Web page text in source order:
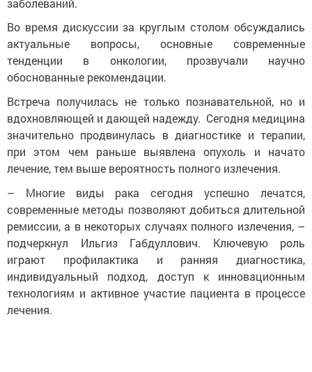
Во время дискуссии за круглым столом обсуждались
актуальные вопросы, основные современные
тенденции в онкологии, прозвучали научно
обоснованные рекомендации.
Встреча получилась не только познавательной, но и
вдохновляющей и дающей надежду. Сегодня медицина
значительно продвинулась в диагностике и терапии,
при этом чем раньше выявлена опухоль и начато
лечение, тем выше вероятность полного излечения.
– Многие виды рака сегодня успешно лечатся,
современные методы позволяют добиться длительной
ремиссии, а в некоторых случаях полного излечения, –
подчеркнул Ильгиз Габдуллович. Ключевую роль
играют профилактика и ранняя диагностика,
индивидуальный подход, доступ к инновационным
технологиям и активное участие пациента в процессе
лечения.